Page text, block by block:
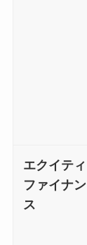
エクイティ
ファイナン
ス